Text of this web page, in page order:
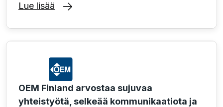
Lue lisää
OEM Finland arvostaa sujuvaa
yhteistyötä, selkeää kommunikaatiota ja